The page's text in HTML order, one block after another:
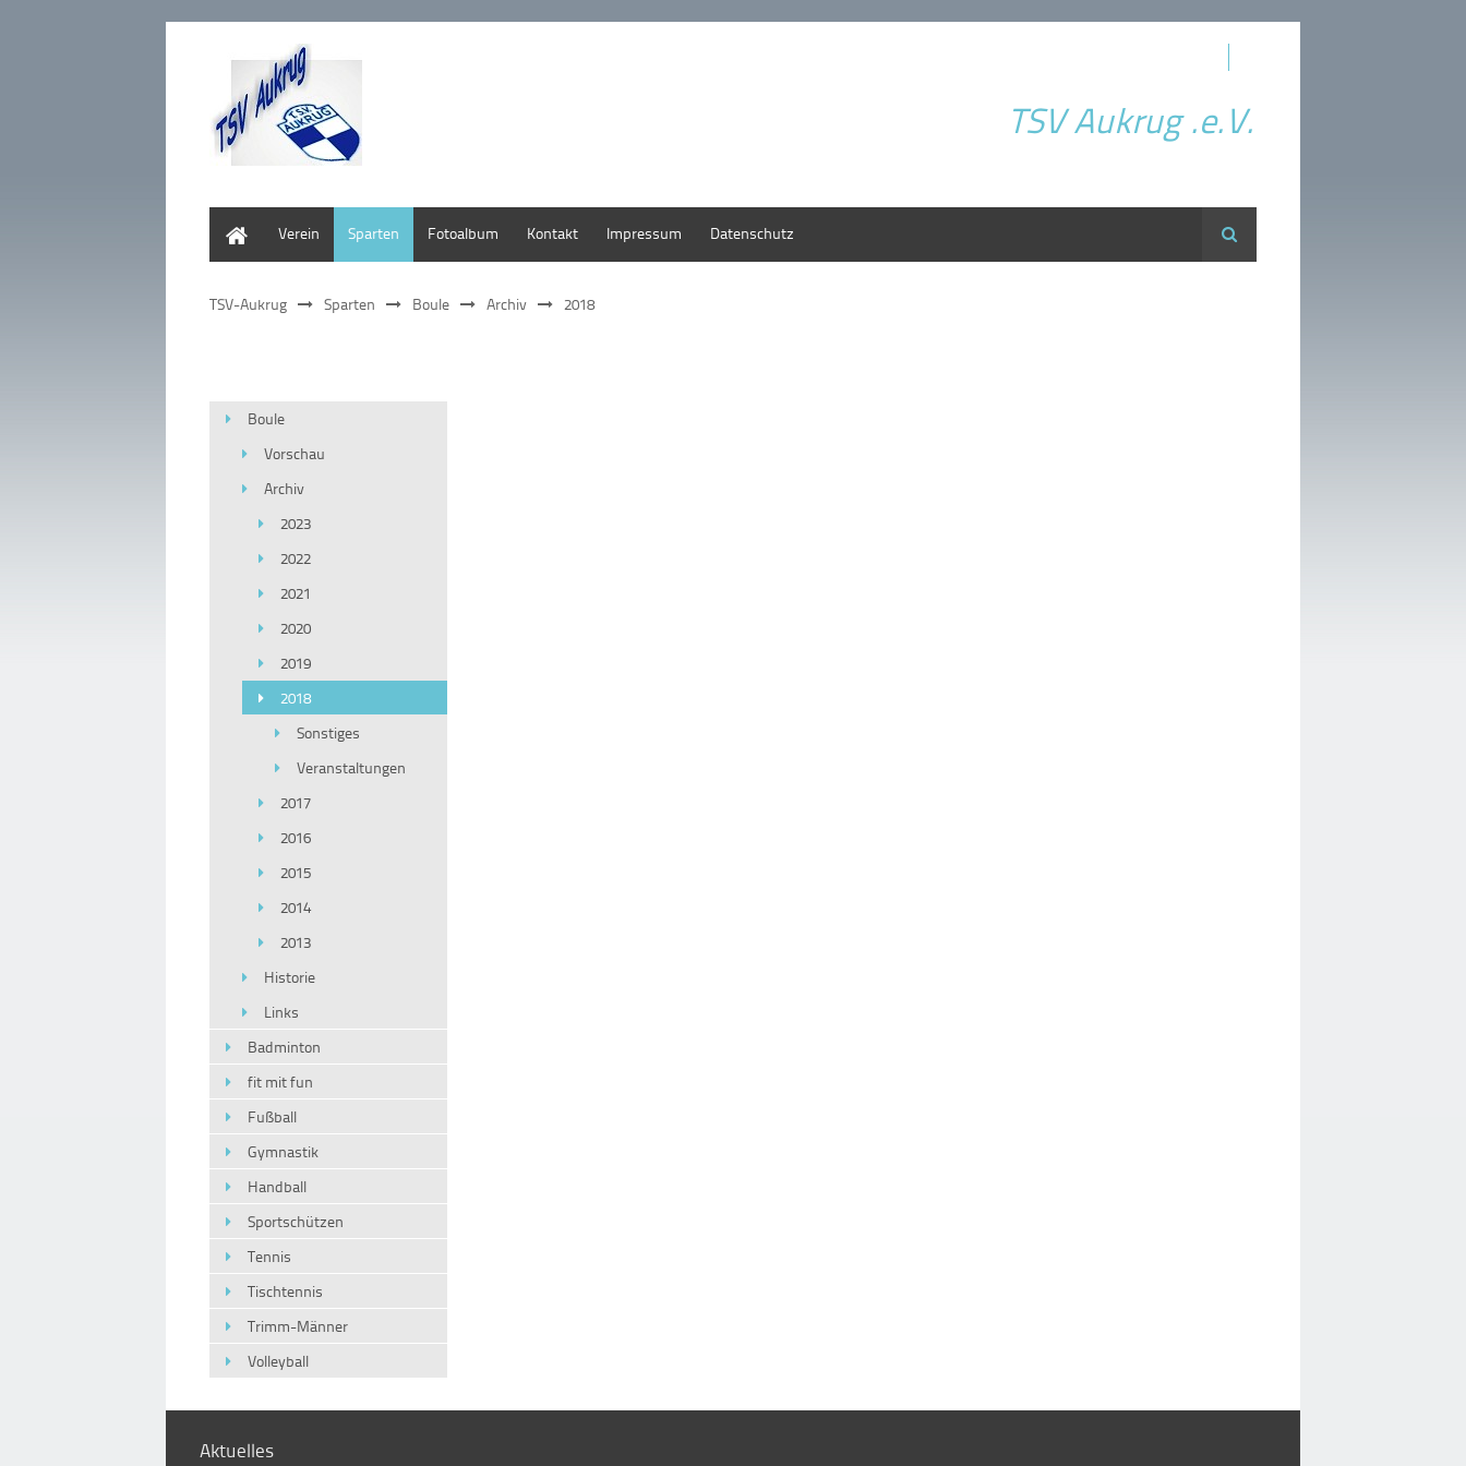
TSV Aukrug .e.V.
Verein Sparten Fotoalbum Kontakt Impressum Datenschutz Suche
TSV-Aukrug Sparten Boule Archiv 2018
Boule
Vorschau
Archiv
2023
2022
2021
2020
2019
2018
Sonstiges
Veranstaltungen
2017
2016
2015
2014
2013
Historie
Links
Badminton
fit mit fun
Fußball
Gymnastik
Handball
Sportschützen
Tennis
Tischtennis
Trimm-Männer
Volleyball
Aktuelles